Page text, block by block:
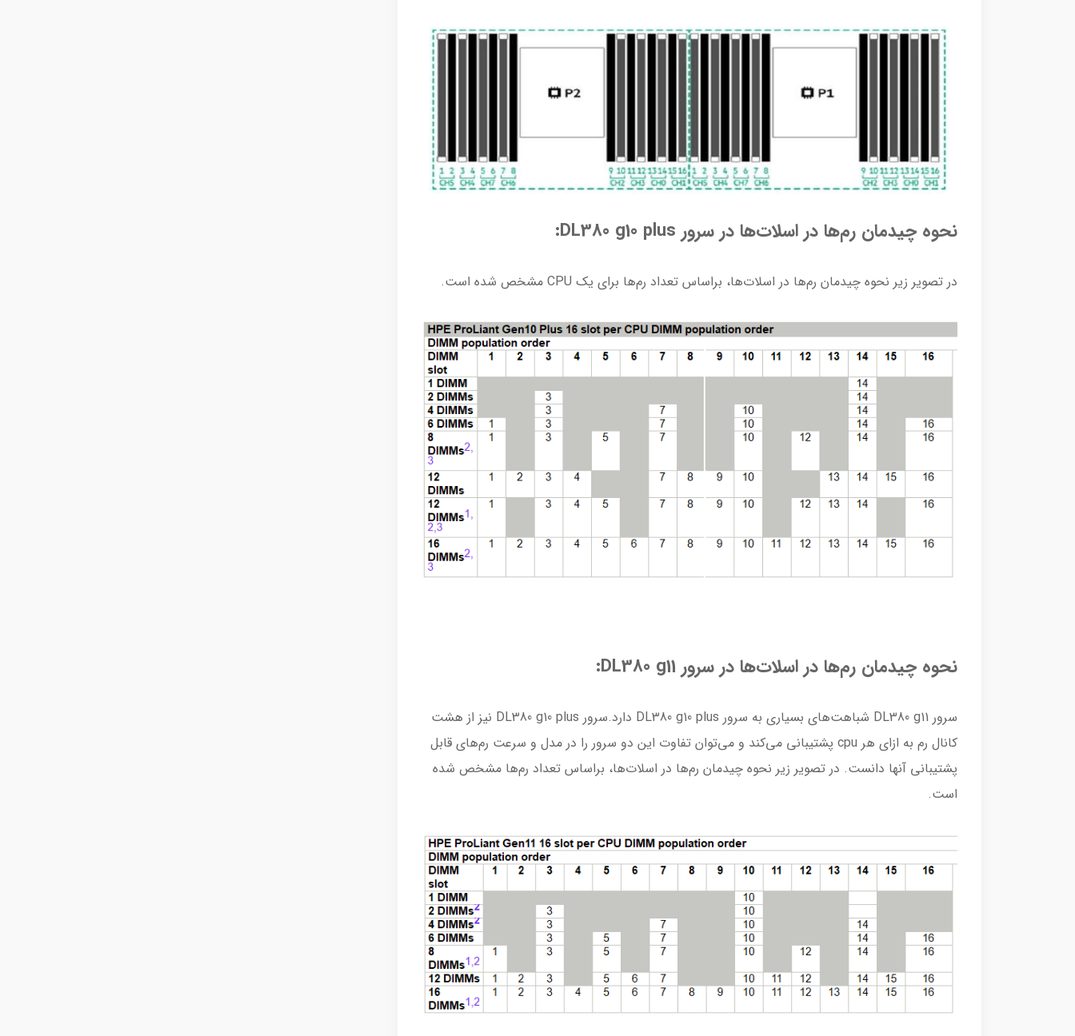
نحوه چیدمان رم‌ها در اسلات‌ها در سرور DL380 g10 plus:
در تصویر زیر نحوه چیدمان رم‌ها در اسلات‌ها، براساس تعداد رم‌ها برای یک CPU مشخص شده است.
نحوه چیدمان رم‌ها در اسلات‌ها در سرور DL380 g11:
سرور DL380 g11 شباهت‌های بسیاری به سرور DL380 g10 plus دارد.سرور DL380 g10 plus نیز از هشت
کانال رم به ازای هر cpu پشتیبانی می‌کند و می‌توان تفاوت این دو سرور را در مدل و سرعت رم‌های قابل
پشتیبانی آنها دانست. در تصویر زیر نحوه چیدمان رم‌ها در اسلات‌ها، براساس تعداد رم‌ها مشخص شده
است.